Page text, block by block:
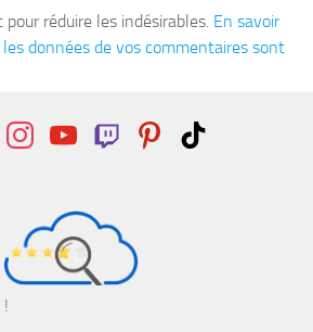
réduire les indésirables. En savoir
données de vos commentaires sont
instagramyoutubetwitch pinteresttiktok
!